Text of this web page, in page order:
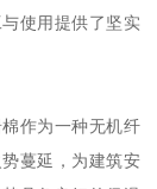
使用提供了坚实
作为一种无机纤
蔓延，为建筑安